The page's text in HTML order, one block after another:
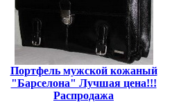
Портфель мужской кожаный
"Барселона" Лучшая цена!!!
Распродажа